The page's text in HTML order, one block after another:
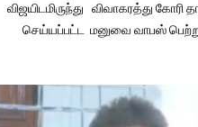
விஜயிடமிருந்து விவாகரத்து கோரி
செய்யப்பட்ட மனுவை வாபஸ்